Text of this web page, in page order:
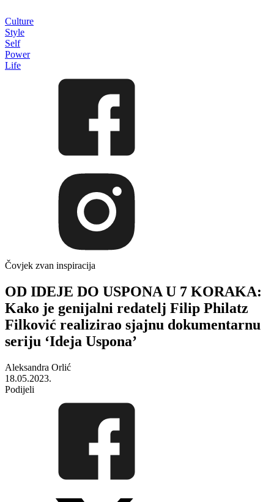
Culture
Style
Self
Power
Life
Čovjek zvan inspiracija
OD IDEJE DO USPONA U 7 KORAKA:
Kako je genijalni redatelj Filip Philatz
Filković realizirao sjajnu dokumentarnu
seriju ‘Ideja Uspona’
Aleksandra Orlić
18.05.2023.
Podijeli